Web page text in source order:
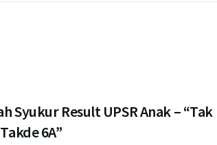
Syukur Result UPSR Anak – “Tak
6A”